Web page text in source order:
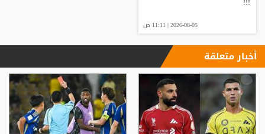
2026-08-05 | 11:11 ص
أخبار متعلقة